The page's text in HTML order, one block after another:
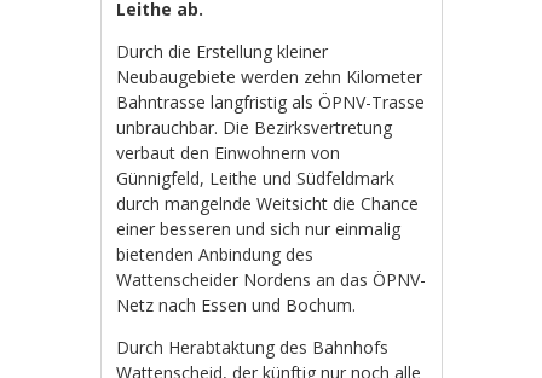
Leithe ab.
Durch die Erstellung kleiner
Neubaugebiete werden zehn Kilometer
Bahntrasse langfristig als ÖPNV-Trasse
unbrauchbar. Die Bezirksvertretung
verbaut den Einwohnern von
Günnigfeld, Leithe und Südfeldmark
durch mangelnde Weitsicht die Chance
einer besseren und sich nur einmalig
bietenden Anbindung des
Wattenscheider Nordens an das ÖPNV-
Netz nach Essen und Bochum.
Durch Herabtaktung des Bahnhofs
Wattenscheid, der künftig nur noch alle